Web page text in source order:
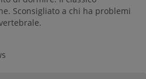
Sconsigliato a chi ha problemi